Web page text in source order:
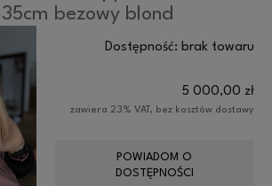
bezowy blond
Dostępność: brak towaru
5 000,00 zł
zawiera 23% VAT, bez kosztów dostawy
POWIADOM O
DOSTĘPNOŚCI